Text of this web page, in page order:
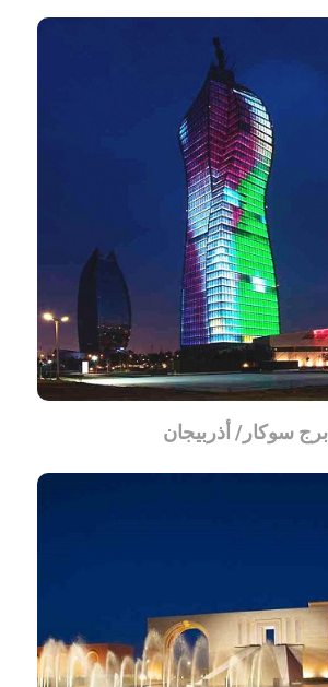
برج سوكار/ أذربيجان